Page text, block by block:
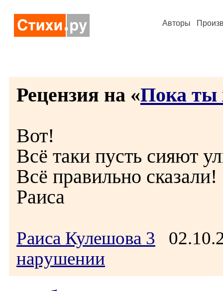
Авторы
Рецензия на «Пока ты
Вот!
Всё таки пусть сияют
Всё правильно сказали!
Раиса
Раиса Кулешова 3
нарушении